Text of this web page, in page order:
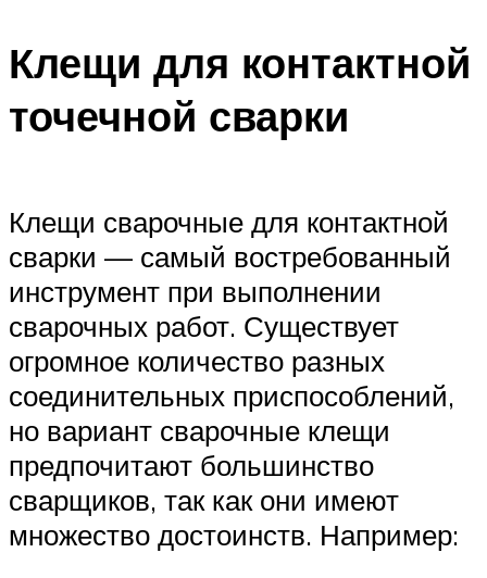
Клещи для контактной
точечной сварки
Клещи сварочные для контактной
сварки — самый востребованный
инструмент при выполнении
сварочных работ. Существует
огромное количество разных
соединительных приспособлений,
но вариант сварочные клещи
предпочитают большинство
сварщиков, так как они имеют
множество достоинств. Например: